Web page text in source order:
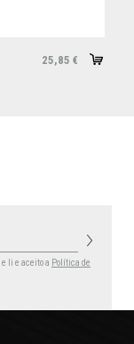
25,85 €
e li e aceito a Política de